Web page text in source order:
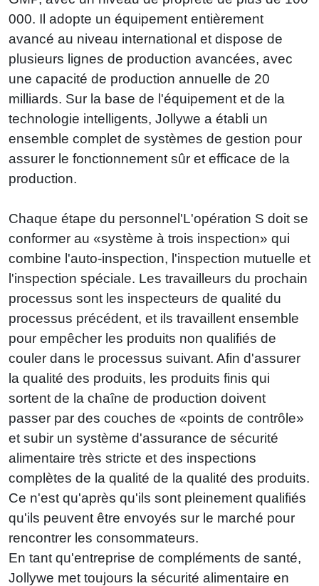
000. Il adopte un équipement entièrement
avancé au niveau international et dispose de
plusieurs lignes de production avancées, avec
une capacité de production annuelle de 20
milliards. Sur la base de l'équipement et de la
technologie intelligents, Jollywe a établi un
ensemble complet de systèmes de gestion pour
assurer le fonctionnement sûr et efficace de la
production.
Chaque étape du personnel'L'opération S doit se
conformer au «système à trois inspection» qui
combine l'auto-inspection, l'inspection mutuelle et
l'inspection spéciale. Les travailleurs du prochain
processus sont les inspecteurs de qualité du
processus précédent, et ils travaillent ensemble
pour empêcher les produits non qualifiés de
couler dans le processus suivant. Afin d'assurer
la qualité des produits, les produits finis qui
sortent de la chaîne de production doivent
passer par des couches de «points de contrôle»
et subir un système d'assurance de sécurité
alimentaire très stricte et des inspections
complètes de la qualité de la qualité des produits.
Ce n'est qu'après qu'ils sont pleinement qualifiés
qu'ils peuvent être envoyés sur le marché pour
rencontrer les consommateurs.
En tant qu'entreprise de compléments de santé,
Jollywe met toujours la sécurité alimentaire en